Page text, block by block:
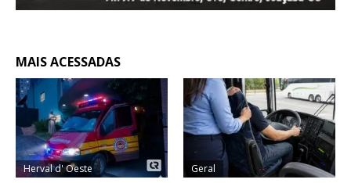
MAIS ACESSADAS
Herval d' Oeste Geral